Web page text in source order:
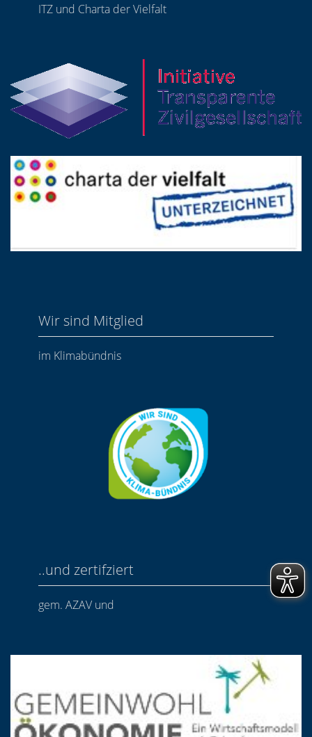
ITZ und Charta der Vielfalt
Wir sind Mitglied
im Klimabündnis
..und zertifziert
gem. AZAV und